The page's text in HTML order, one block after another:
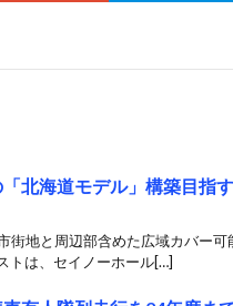
「北海道モデル」構築目指す
街地と周辺部含めた広域カバー
トは、セイノーホール[…]